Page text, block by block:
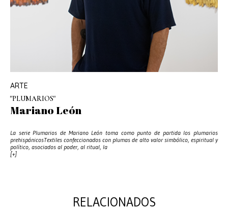
ARTE
"PLUMARIOS"
Mariano León
La serie Plumarios de Mariano León toma como punto de partida los plumarios
prehispánicosTextiles confeccionados con plumas de alto valor simbólico, espiritual y
político, asociados al poder, al ritual, la
[+]
RELACIONADOS